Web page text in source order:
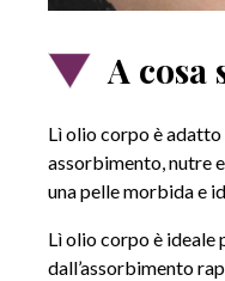
A cosa
Lì olio corpo è
assorbimento, nutre
una pelle morbida e
Lì olio corpo è ideale
dall’assorbimento